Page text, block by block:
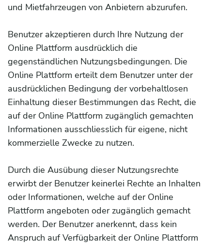
und Mietfahrzeugen von Anbietern abzurufen.
Benutzer akzeptieren durch Ihre Nutzung der
Online Plattform ausdrücklich die
gegenständlichen Nutzungsbedingungen. Die
Online Plattform erteilt dem Benutzer unter der
ausdrücklichen Bedingung der vorbehaltlosen
Einhaltung dieser Bestimmungen das Recht, die
auf der Online Plattform zugänglich gemachten
Informationen ausschliesslich für eigene, nicht
kommerzielle Zwecke zu nutzen.
Durch die Ausübung dieser Nutzungsrechte
erwirbt der Benutzer keinerlei Rechte an Inhalten
oder Informationen, welche auf der Online
Plattform angeboten oder zugänglich gemacht
werden. Der Benutzer anerkennt, dass kein
Anspruch auf Verfügbarkeit der Online Plattform